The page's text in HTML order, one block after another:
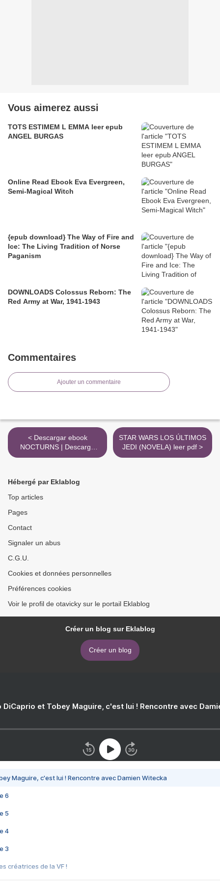
Vous aimerez aussi
TOTS ESTIMEM L EMMA leer epub
ANGEL BURGAS
Online Read Ebook Eva Evergreen,
Semi-Magical Witch
{epub download} The Way of Fire and
Ice: The Living Tradition of Norse
Paganism
DOWNLOADS Colossus Reborn: The
Red Army at War, 1941-1943
Commentaires
Ajouter un commentaire
< Descargar ebook
NOCTURNS | Descarga
Libros Gratis (PDF - EPUB)
STAR WARS LOS ÚLTIMOS
JEDI (NOVELA) leer pdf >
Hébergé par Eklablog
Top articles
Pages
Contact
Signaler un abus
C.G.U.
Cookies et données personnelles
Préférences cookies
Voir le profil de otavicky sur le portail Eklablog
Créer un blog sur Eklablog
Créer un blog
DiCaprio et Tobey Maguire, c'est lui ! Rencontre avec
Maguire, c'est lui ! Rencontre avec Damien Witecka
6
5
4
3
créatrices de la VF !